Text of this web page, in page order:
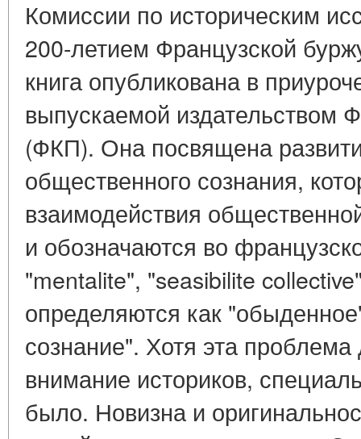
Комиссии по историческим
200-летием Французской
книга опубликована в
выпускаемой издательством
(ФКП). Она посвящена
общественного сознания,
взаимодействия
и обозначаются во
"mentalite", "seasibilite
определяются как
сознание". Хотя эта
внимание историков,
было. Новизна и